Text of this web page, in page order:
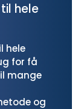
hele
hele
for få
mange
og